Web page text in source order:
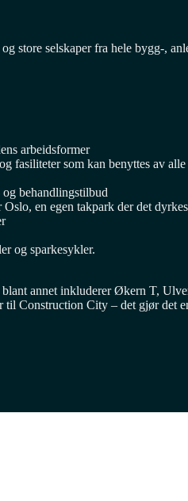
store selskaper fra hele bygg-,
arbeidsformer
fasiliteter som kan benyttes av
og behandlingstilbud
en egen takpark der det
og sparkesykler.
annet inkluderer Økern T,
Construction City – det gjør det